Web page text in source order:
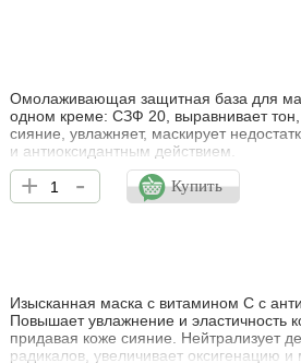
Омолаживающая защитная база для
одном креме: СЗФ 20, выравнивает
сияние, увлажняет, маскирует
и антиоксидантным действием.
+ - Купить
Изысканная маска с витамином С с
Повышает увлажнение и эластичность
придавая коже сияние. Нейтрализует
радикалов, увеличивает оксигенацию